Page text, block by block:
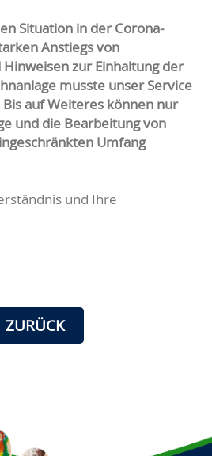
Situation in der Corona-
Anstiegs von
zur Einhaltung der
musste unser Service
auf Weiteres können nur
und die Bearbeitung von
Umfang
und Ihre
ZURÜCK